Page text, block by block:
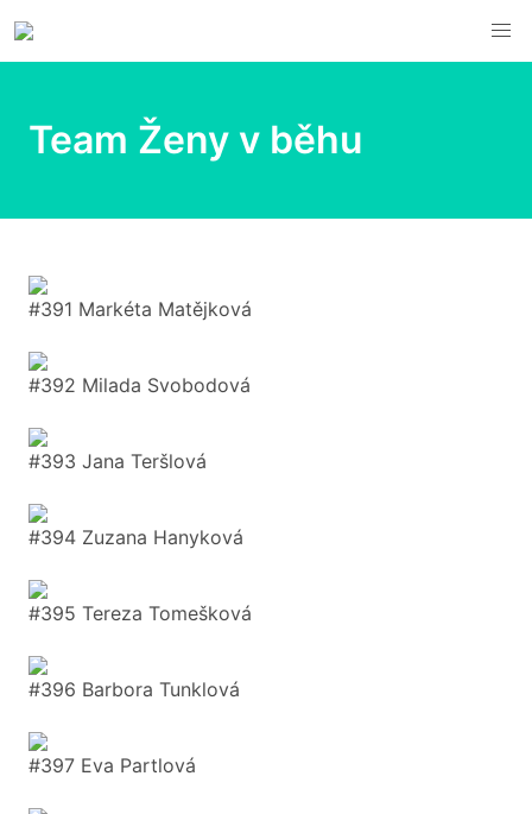
Team Ženy v běhu
#391 Markéta Matějková
#392 Milada Svobodová
#393 Jana Teršlová
#394 Zuzana Hanyková
#395 Tereza Tomešková
#396 Barbora Tunklová
#397 Eva Partlová